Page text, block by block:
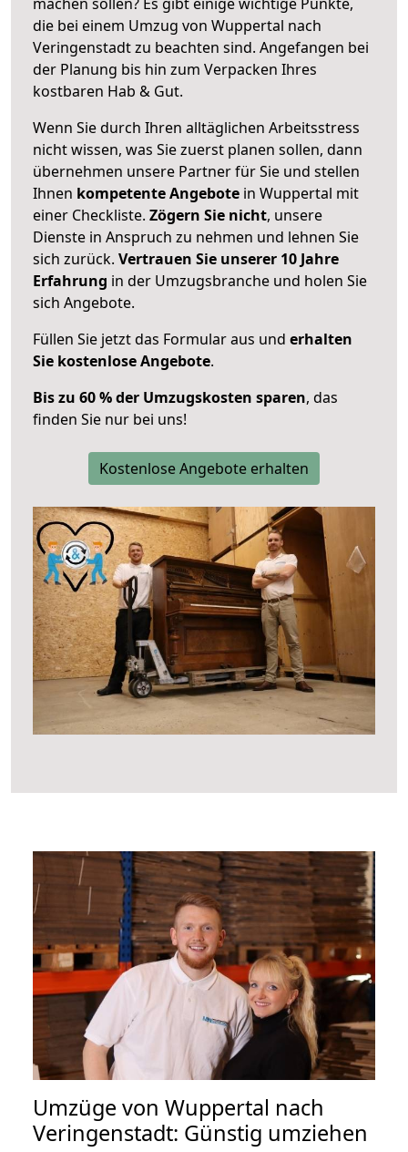
die bei einem Umzug von Wuppertal nach
Veringenstadt zu beachten sind. Angefangen bei
der Planung bis hin zum Verpacken Ihres
kostbaren Hab & Gut.
Wenn Sie durch Ihren alltäglichen Arbeitsstress
nicht wissen, was Sie zuerst planen sollen, dann
übernehmen unsere Partner für Sie und stellen
Ihnen kompetente Angebote in Wuppertal mit
einer Checkliste. Zögern Sie nicht, unsere
Dienste in Anspruch zu nehmen und lehnen Sie
sich zurück. Vertrauen Sie unserer 10 Jahre
Erfahrung in der Umzugsbranche und holen Sie
sich Angebote.
Füllen Sie jetzt das Formular aus und erhalten
Sie kostenlose Angebote.
Bis zu 60 % der Umzugskosten sparen, das
finden Sie nur bei uns!
Kostenlose Angebote erhalten
Umzüge von Wuppertal nach
Veringenstadt: Günstig umziehen